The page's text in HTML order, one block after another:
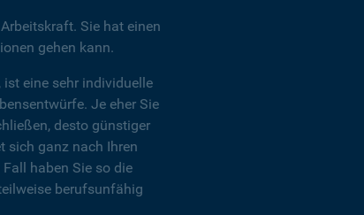
Sie hat einen
gehen kann.
eine sehr individuelle
Je eher Sie
desto günstiger
sich ganz nach Ihren
haben Sie so die
berufsunfähig